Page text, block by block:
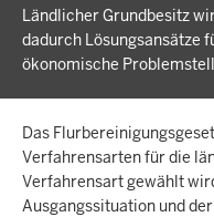
Ländlicher Grundbesitz
dadurch Lösungsansätze
ökonomische
Das
Verfahrensarten für die
Verfahrensart gewählt
Ausgangssituation und